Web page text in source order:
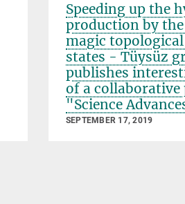
Speeding up the
production by
magic
states - Tüysüz
publishes
of a
"Science
SEPTEMBER 17, 2019